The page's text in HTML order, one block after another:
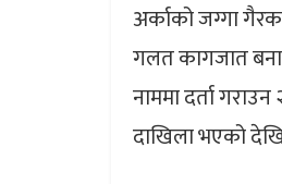
अर्काको जग्गा
गलत कागजात
नाममा दर्ता
दाखिला भएको